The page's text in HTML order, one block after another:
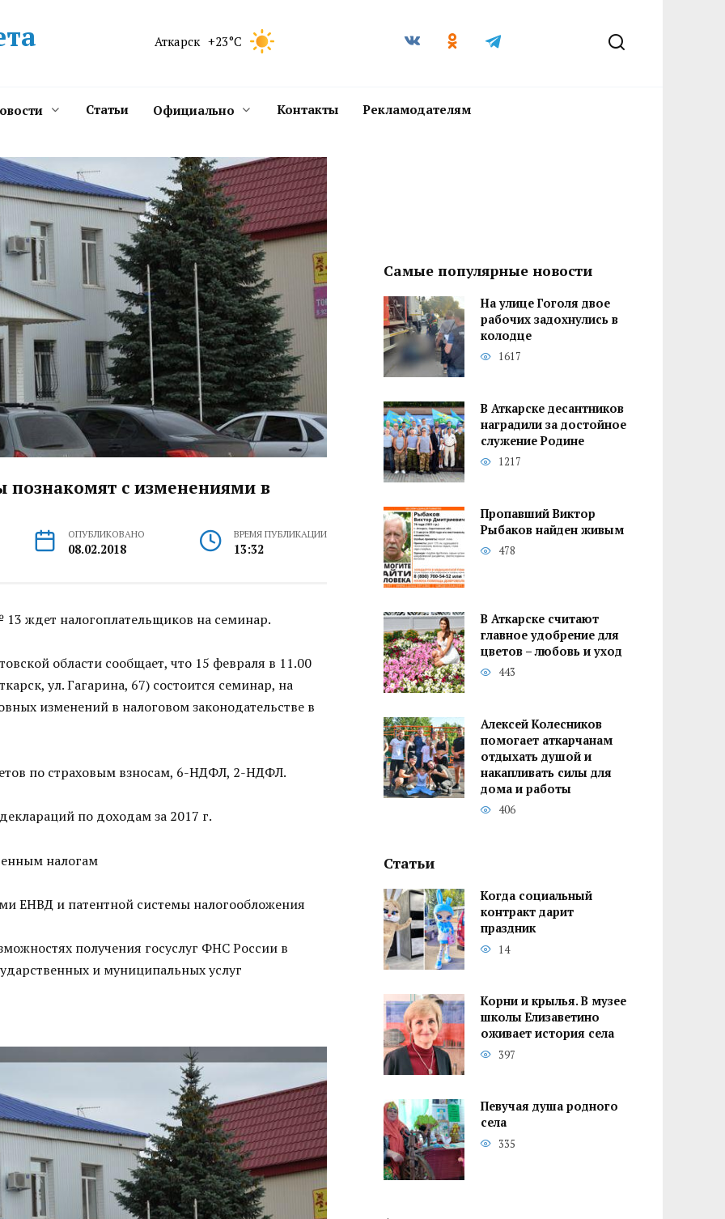
Аткарск +23°C
Статьи Официально Контакты Рекламодателям
познакомят с изменениями в
ОПУБЛИКОВАНО
08.02.2018
ВРЕМЯ ПУБЛИКАЦИИ
13:32
ждет налогоплательщиков на семинар.
области сообщает, что 15 февраля в 11.00
ул. Гагарина, 67) состоится семинар, на
изменений в налоговом законодательстве в
по страховым взносам, 6-НДФЛ, 2-НДФЛ.
по доходам за 2017 г.
налогам
ЕНВД и патентной системы налогообложения
получения госуслуг ФНС России в
и муниципальных услуг
Самые популярные новости
На улице Гоголя двое
рабочих задохнулись в
колодце
1617
В Аткарске десантников
наградили за достойное
служение Родине
1217
Пропавший Виктор
Рыбаков найден живым
478
В Аткарске считают
главное удобрение для
цветов – любовь и уход
443
Алексей Колесников
помогает аткарчанам
отдыхать душой и
накапливать силы для
дома и работы
406
Статьи
Когда социальный
контракт дарит
праздник
14
Корни и крылья. В музее
школы Елизаветино
оживает история села
397
Певучая душа родного
села
335